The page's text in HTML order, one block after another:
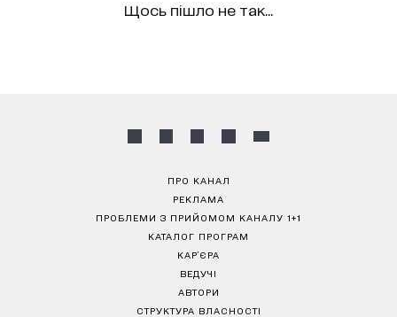
Щось пішло не так...
ПРО КАНАЛ
РЕКЛАМА
ПРОБЛЕМИ З ПРИЙОМОМ КАНАЛУ 1+1
КАТАЛОГ ПРОГРАМ
КАР’ЄРА
ВЕДУЧІ
АВТОРИ
СТРУКТУРА ВЛАСНОСТІ